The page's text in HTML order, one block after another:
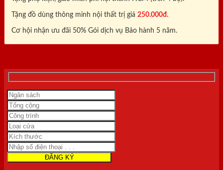
Tặng đồ dùng thông minh nội thất trị giá 250.000đ.
Cơ hội nhận ưu đãi 50% Gói dịch vụ Bảo hành 5 năm.